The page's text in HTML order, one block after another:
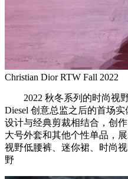
Christian Dior RTW Fall 2022
2022 秋冬系列的时尚视野
Diesel 创意总监之后的首场
设计与经典剪裁相结合，创
大号外套和其他个性单品，
视野低腰裤、迷你裙、时尚
野